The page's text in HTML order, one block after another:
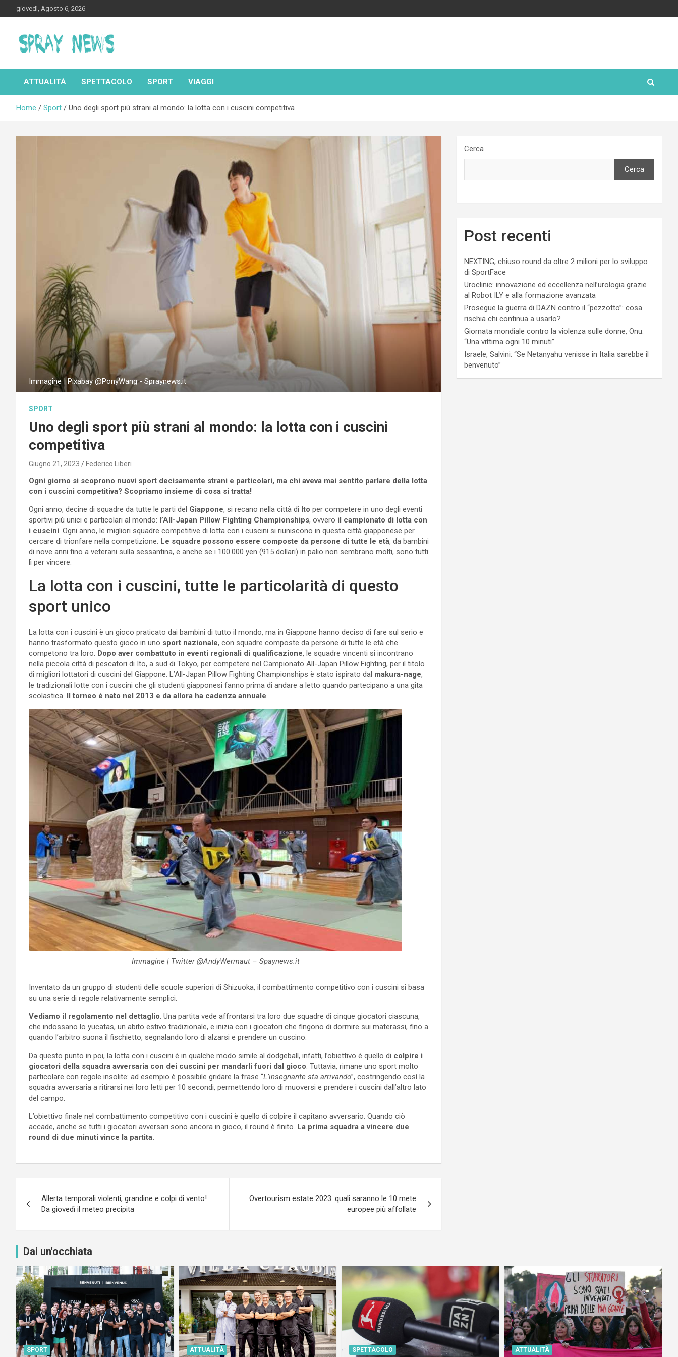
to
giovedì, Agosto 6, 2026
Spraynews.it
ATTUALITÀ SPETTACOLO SPORT VIAGGI
Home Sport Uno degli sport più strani al mondo: la lotta con i cuscini competitiva
Immagine | Pixabay @PonyWang - Spraynews.it
SPORT
Uno degli sport più strani al mondo: la lotta con i cuscini
competitiva
Giugno 21, 2023 Federico Liberi
Ogni giorno si scoprono nuovi sport decisamente strani e particolari, ma chi aveva mai sentito parlare della lotta
con i cuscini competitiva? Scopriamo insieme di cosa si tratta!
Ogni anno, decine di squadre da tutte le parti del Giappone, si recano nella città di Ito per competere in uno degli eventi
sportivi più unici e particolari al mondo: l’All-Japan Pillow Fighting Championships, ovvero il campionato di lotta con
i cuscini . Ogni anno, le migliori squadre competitive di lotta con i cuscini si riuniscono in questa città giapponese per
cercare di trionfare nella competizione. Le squadre possono essere composte da persone di tutte le età, da bambini
di nove anni fino a veterani sulla sessantina, e anche se i 100.000 yen (915 dollari) in palio non sembrano molti, sono tutti
lì per vincere.
La lotta con i cuscini, tutte le particolarità di questo
sport unico
La lotta con i cuscini è un gioco praticato dai bambini di tutto il mondo, ma in Giappone hanno deciso di fare sul serio e
hanno trasformato questo gioco in uno sport nazionale, con squadre composte da persone di tutte le età che
competono tra loro. Dopo aver combattuto in eventi regionali di qualificazione, le squadre vincenti si incontrano
nella piccola città di pescatori di Ito, a sud di Tokyo, per competere nel Campionato All-Japan Pillow Fighting, per il titolo
di migliori lottatori di cuscini del Giappone. L’All-Japan Pillow Fighting Championships è stato ispirato dal makura-nage,
le tradizionali lotte con i cuscini che gli studenti giapponesi fanno prima di andare a letto quando partecipano a una gita
scolastica. Il torneo è nato nel 2013 e da allora ha cadenza annuale
Immagine | Twitter @AndyWermaut – Spaynews.it
Inventato da un gruppo di studenti delle scuole superiori di Shizuoka, il combattimento competitivo con i cuscini si basa
su una serie di regole relativamente semplici.
Vediamo il regolamento nel dettaglio . Una partita vede affrontarsi tra loro due squadre di cinque giocatori ciascuna,
che indossano lo yucatas, un abito estivo tradizionale, e inizia con i giocatori che fingono di dormire sui materassi, fino a
quando l’arbitro suona il fischietto, segnalando loro di alzarsi e prendere un cuscino.
Da questo punto in poi, la lotta con i cuscini è in qualche modo simile al dodgeball, infatti, l’obiettivo è quello di colpire i
giocatori della squadra avversaria con dei cuscini per mandarli fuori dal gioco . Tuttavia, rimane uno sport molto
particolare con regole insolite: ad esempio è possibile gridare la frase “L’insegnante sta arrivando”, costringendo così la
squadra avversaria a ritirarsi nei loro letti per 10 secondi, permettendo loro di muoversi e prendere i cuscini dall’altro lato
del campo.
L’obiettivo finale nel combattimento competitivo con i cuscini è quello di colpire il capitano avversario. Quando ciò
accade, anche se tutti i giocatori avversari sono ancora in gioco, il round è finito. La prima squadra a vincere due
round di due minuti vince la partita.
articoli
Allerta temporali violenti, grandine e colpi di vento!
Da giovedì il meteo precipita
Overtourism estate 2023: quali saranno le 10 mete
europee più affollate
Cerca
Cerca
Post recenti
NEXTING, chiuso round da oltre 2 milioni per lo sviluppo
di SportFace
Uroclinic: innovazione ed eccellenza nell’urologia grazie
al Robot ILY e alla formazione avanzata
Prosegue la guerra di DAZN contro il “pezzotto”: cosa
rischia chi continua a usarlo?
Giornata mondiale contro la violenza sulle donne, Onu:
“Una vittima ogni 10 minuti”
Israele, Salvini: “Se Netanyahu venisse in Italia sarebbe il
benvenuto”
Dai un'occhiata
SPORT ATTUALITÀ SPETTACOLO ATTUALITÀ